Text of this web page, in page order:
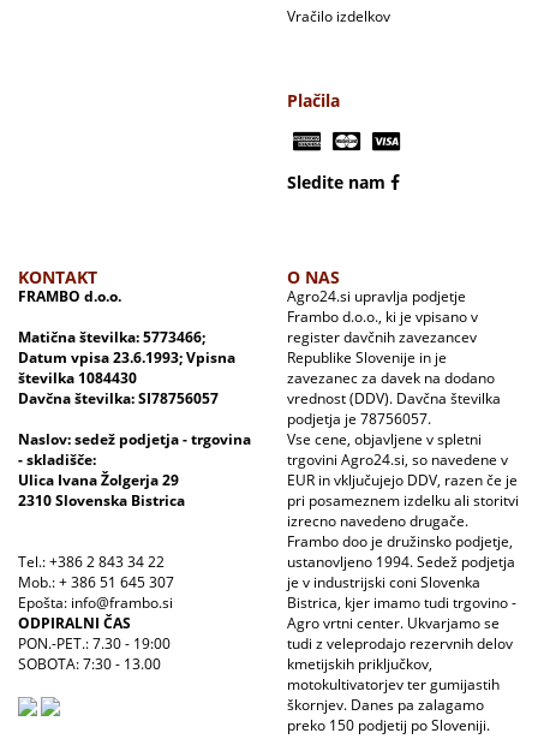
Vračilo izdelkov
Plačila
Sledite nam
KONTAKT
FRAMBO d.o.o.
Matična številka: 5773466;
Datum vpisa 23.6.1993; Vpisna
številka 1084430
Davčna številka: SI78756057
Naslov: sedež podjetja - trgovina
- skladišče:
Ulica Ivana Žolgerja 29
2310 Slovenska Bistrica
Tel.: +386 2 843 34 22
Mob.: + 386 51 645 307
Epošta: info@frambo.si
ODPIRALNI ČAS
PON.-PET.: 7.30 - 19:00
SOBOTA: 7:30 - 13.00
O NAS
Agro24.si upravlja podjetje
Frambo d.o.o., ki je vpisano v
register davčnih zavezancev
Republike Slovenije in je
zavezanec za davek na dodano
vrednost (DDV). Davčna številka
podjetja je 78756057.
Vse cene, objavljene v spletni
trgovini Agro24.si, so navedene v
EUR in vključujejo DDV, razen če je
pri posameznem izdelku ali storitvi
izrecno navedeno drugače.
Frambo doo je družinsko podjetje,
ustanovljeno 1994. Sedež podjetja
je v industrijski coni Slovenka
Bistrica, kjer imamo tudi trgovino -
Agro vrtni center. Ukvarjamo se
tudi z veleprodajo rezervnih delov
kmetijskih priključkov,
motokultivatorjev ter gumijastih
škornjev. Danes pa zalagamo
preko 150 podjetij po Sloveniji.